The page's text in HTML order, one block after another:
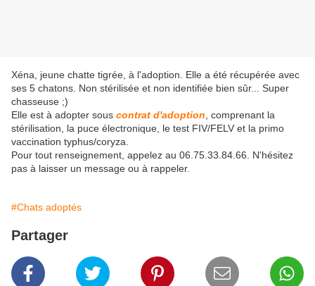
Xéna, jeune chatte tigrée, à l'adoption. Elle a été récupérée avec
ses 5 chatons. Non stérilisée et non identifiée bien sûr... Super
chasseuse ;)
Elle est à adopter sous contrat d'adoption , comprenant la
stérilisation, la puce électronique, le test FIV/FELV et la primo
vaccination typhus/coryza.
Pour tout renseignement, appelez au 06.75.33.84.66. N'hésitez
pas à laisser un message ou à rappeler.
#Chats adoptés
Partager